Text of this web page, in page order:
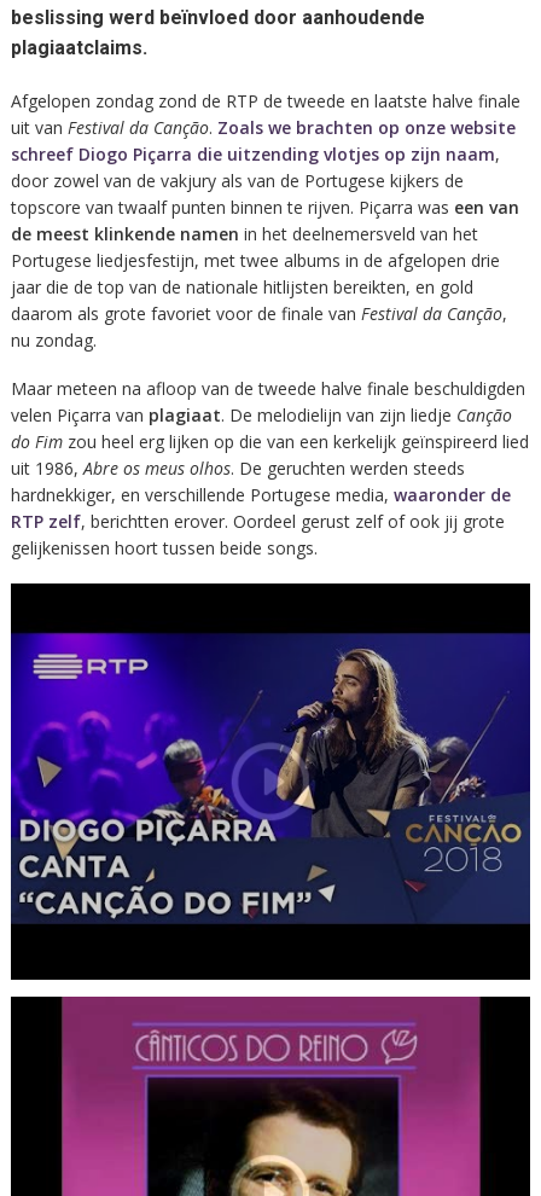
beslissing werd beïnvloed door aanhoudende
plagiaatclaims.
Afgelopen zondag zond de RTP de tweede en laatste halve finale
uit van Festival da Canção. Zoals we brachten op onze website
schreef Diogo Piçarra die uitzending vlotjes op zijn naam,
door zowel van de vakjury als van de Portugese kijkers de
topscore van twaalf punten binnen te rijven. Piçarra was een van
de meest klinkende namen in het deelnemersveld van het
Portugese liedjesfestijn, met twee albums in de afgelopen drie
jaar die de top van de nationale hitlijsten bereikten, en gold
daarom als grote favoriet voor de finale van Festival da Canção,
nu zondag.
Maar meteen na afloop van de tweede halve finale beschuldigden
velen Piçarra van plagiaat. De melodielijn van zijn liedje Canção
do Fim zou heel erg lijken op die van een kerkelijk geïnspireerd lied
uit 1986,Abre os meus olhos. De geruchten werden steeds
hardnekkiger, en verschillende Portugese media, waaronder de
RTP zelf, berichtten erover. Oordeel gerust zelf of ook jij grote
gelijkenissen hoort tussen beide songs.